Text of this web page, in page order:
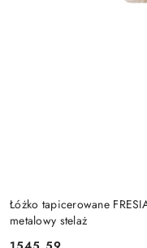
Łóżko tapicerowane
metalowy stelaż